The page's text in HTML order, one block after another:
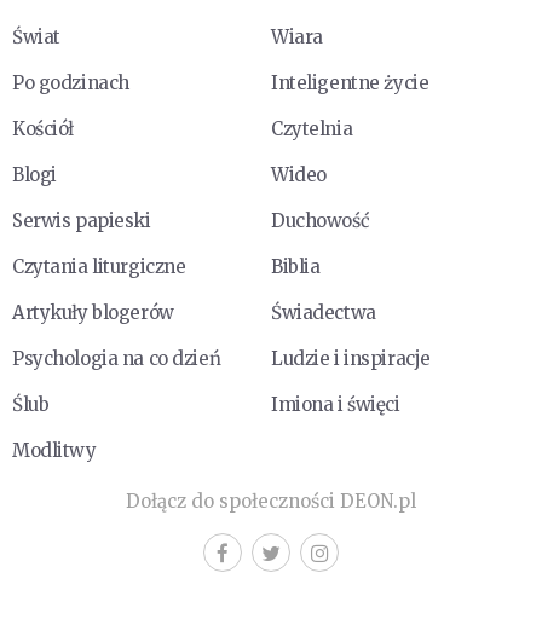
Świat
Wiara
Po godzinach
Inteligentne życie
Kościół
Czytelnia
Blogi
Wideo
Serwis papieski
Duchowość
Czytania liturgiczne
Biblia
Artykuły blogerów
Świadectwa
Psychologia na co dzień
Ludzie i inspiracje
Ślub
Imiona i święci
Modlitwy
Dołącz do społeczności DEON.pl